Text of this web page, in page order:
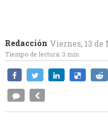
Redacción Viernes, 13 de
Tiempo de lectura: 3 min